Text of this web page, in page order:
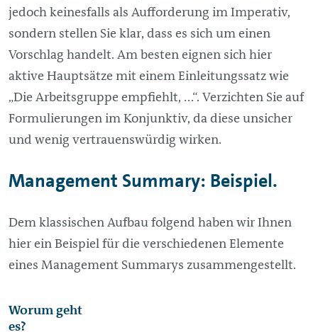
jedoch keinesfalls als Aufforderung im Imperativ,
sondern stellen Sie klar, dass es sich um einen
Vorschlag handelt. Am besten eignen sich hier
aktive Hauptsätze mit einem Einleitungssatz wie
„Die Arbeitsgruppe empfiehlt, …“. Verzichten Sie auf
Formulierungen im Konjunktiv, da diese unsicher
und wenig vertrauenswürdig wirken.
Management Summary: Beispiel.
Dem klassischen Aufbau folgend haben wir Ihnen
hier ein Beispiel für die verschiedenen Elemente
eines Management Summarys zusammengestellt.
Fragestellung
Worum geht
es?